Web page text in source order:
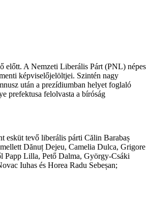
előtt. A Nemzeti Liberális Párt (PNL) népes
képviselőjelöltjei. Szintén nagy
után a prezídiumban helyet foglaló
prefektusa felolvasta a bíróság
esküt tevő liberális párti Călin Barabaș
Dănuț Dejeu, Camelia Dulca, Grigore
Papp Lilla, Pető Dalma, György-Csáki
Iuhas és Horea Radu Sebeșan;